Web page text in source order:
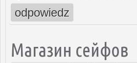
odpowiedz
Магазин сейфов